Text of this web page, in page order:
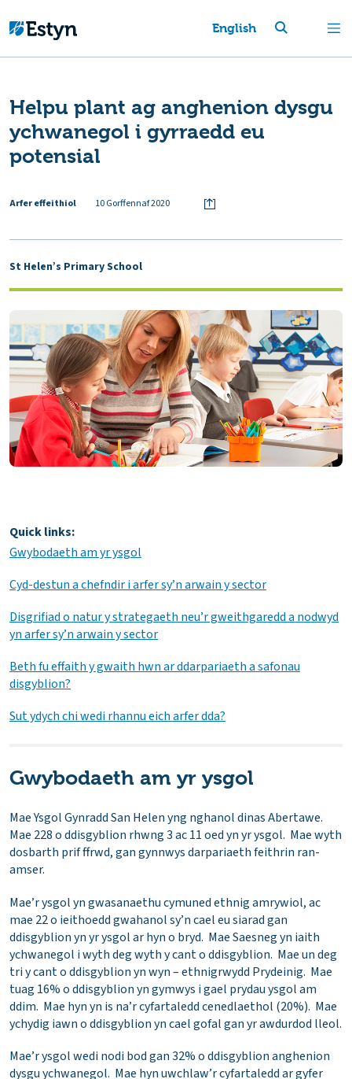
English
Helpu plant ag anghenion dysgu
ychwanegol i gyrraedd eu
potensial
Arfer effeithiol 10 Gorffennaf 2020
St Helen’s Primary School
Quick links:
Gwybodaeth am yr ysgol
Cyd-destun a chefndir i arfer sy’n arwain y sector
Disgrifiad o natur y strategaeth neu’r gweithgaredd a nodwyd
yn arfer sy’n arwain y sector
Beth fu effaith y gwaith hwn ar ddarpariaeth a safonau
disgyblion?
Sut ydych chi wedi rhannu eich arfer dda?
Gwybodaeth am yr ysgol
Mae Ysgol Gynradd San Helen yng nghanol dinas Abertawe.
Mae 228 o ddisgyblion rhwng 3 ac 11 oed yn yr ysgol. Mae wyth
dosbarth prif ffrwd, gan gynnwys darpariaeth feithrin ran-
amser.
Mae’r ysgol yn gwasanaethu cymuned ethnig amrywiol, ac
mae 22 o ieithoedd gwahanol sy’n cael eu siarad gan
ddisgyblion yn yr ysgol ar hyn o bryd. Mae Saesneg yn iaith
ychwanegol i wyth deg wyth y cant o ddisgyblion. Mae un deg
tri y cant o ddisgyblion yn wyn – ethnigrwydd Prydeinig. Mae
tuag 16% o ddisgyblion yn gymwys i gael prydau ysgol am
ddim. Mae hyn yn is na’r cyfartaledd cenedlaethol (20%). Mae
ychydig iawn o ddisgyblion yn cael gofal gan yr awdurdod lleol.
Mae’r ysgol wedi nodi bod gan 32% o ddisgyblion anghenion
dysgu ychwanegol. Mae hyn uwchlaw’r cyfartaledd ar gyfer